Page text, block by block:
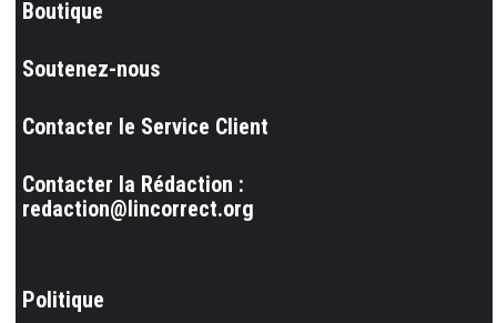
Boutique
Soutenez-nous
Contacter le Service Client
Contacter la Rédaction :
redaction@lincorrect.org
Politique